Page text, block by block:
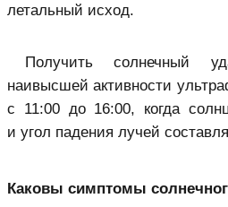
летальный исход.
Получить солнечный
наивысшей активности
с 11:00 до 16:00, когда
и угол падения лучей
Каковы симптомы